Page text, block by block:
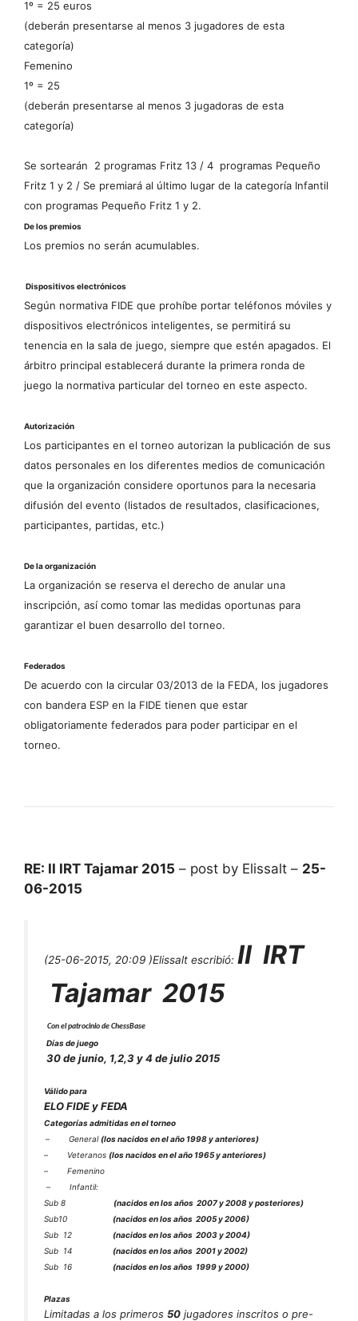
1º = 25 euros
(deberán presentarse al menos 3 jugadores de esta
categoría)
Femenino
1º = 25
(deberán presentarse al menos 3 jugadoras de esta
categoría)
Se sortearán 2 programas Fritz 13 / 4 programas Pequeño
Fritz 1 y 2 / Se premiará al último lugar de la categoría Infantil
con programas Pequeño Fritz 1 y 2.
De los premios
Los premios no serán acumulables.
Dispositivos electrónicos
Según normativa FIDE que prohíbe portar teléfonos móviles y
dispositivos electrónicos inteligentes, se permitirá su
tenencia en la sala de juego, siempre que estén apagados. El
árbitro principal establecerá durante la primera ronda de
juego la normativa particular del torneo en este aspecto.
Autorización
Los participantes en el torneo autorizan la publicación de sus
datos personales en los diferentes medios de comunicación
que la organización considere oportunos para la necesaria
difusión del evento (listados de resultados, clasificaciones,
participantes, partidas, etc.)
De la organización
La organización se reserva el derecho de anular una
inscripción, así como tomar las medidas oportunas para
garantizar el buen desarrollo del torneo.
Federados
De acuerdo con la circular 03/2013 de la FEDA, los jugadores
con bandera ESP en la FIDE tienen que estar
obligatoriamente federados para poder participar en el
torneo.
RE: II IRT Tajamar 2015 – post by Elissalt – 25-
06-2015
(25-06-2015, 20:09 )Elissalt escribió: IIIRT
Tajamar 2015
Con el patrocinio de ChessBase
Días de juego
30 de junio, 1,2,3 y 4 de julio 2015
Válido para
ELO FIDE y FEDA
Categorías admitidas en el torneo
–
General (los nacidos en el año 1998 y anteriores)
–
Veteranos (los nacidos en el año 1965 y anteriores)
–
Femenino
–
Infantil:
Sub 8 (nacidos en los años 2007 y 2008 y posteriores)
Sub10 (nacidos en los años 2005 y 2006)
Sub 12 (nacidos en los años 2003 y 2004)
Sub 14 (nacidos en los años 2001 y 2002)
Sub 16 (nacidos en los años 1999 y 2000)
Plazas
Limitadas a los primeros 50 jugadores inscritos o pre-